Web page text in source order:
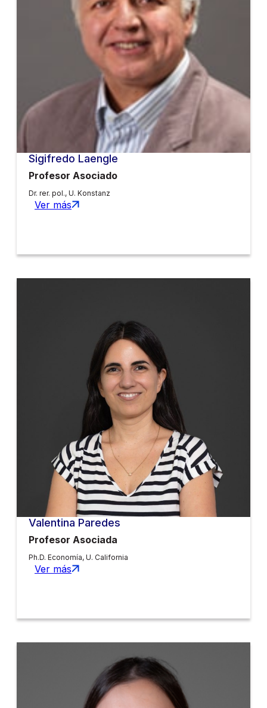
Sigifredo Laengle
Profesor Asociado
Dr. rer. pol., U. Konstanz
Ver más
Valentina Paredes
Profesor Asociada
Ph.D. Economía, U. California
Ver más